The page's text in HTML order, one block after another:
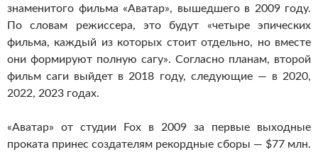
знаменитого фильма «Аватар», вышедшего в 2009 году.
По словам режиссера, это будут «четыре эпических
фильма, каждый из которых стоит отдельно, но вместе
они формируют полную сагу». Согласно планам, второй
фильм саги выйдет в 2018 году, следующие — в 2020,
2022, 2023 годах.
«Аватар» от студии Fox в 2009 за первые выходные
проката принес создателям рекордные сборы — $77 млн.